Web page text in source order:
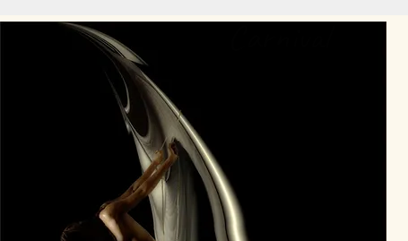
Carnival